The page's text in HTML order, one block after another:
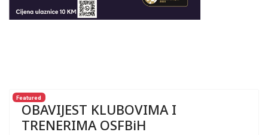
Featured
OBAVIJEST KLUBOVIMA I
TRENERIMA OSFBiH